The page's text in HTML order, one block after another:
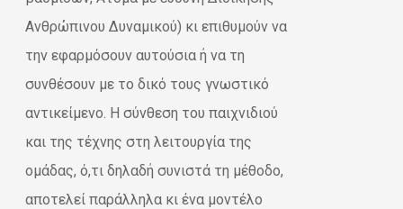
Ανθρώπινου Δυναμικού) κι επιθυμούν να
την εφαρμόσουν αυτούσια ή να τη
συνθέσουν με το δικό τους γνωστικό
αντικείμενο. Η σύνθεση του παιχνιδιού
και της τέχνης στη λειτουργία της
ομάδας, ό,τι δηλαδή συνιστά τη μέθοδο,
αποτελεί παράλληλα κι ένα μοντέλο